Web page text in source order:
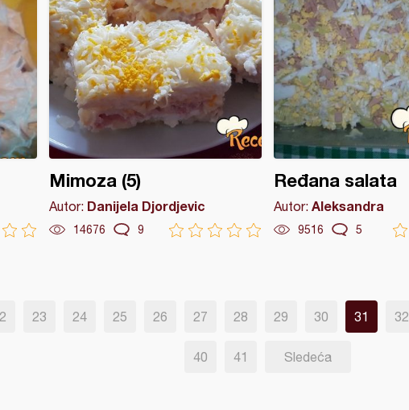
Mimoza (5)
Autor: Danijela Djordjevic
14676 9
Ređana salata
Autor: Aleksandra
9516 5
23 24 25 26 27 28 29 30 31 32
40 41 Sledeća